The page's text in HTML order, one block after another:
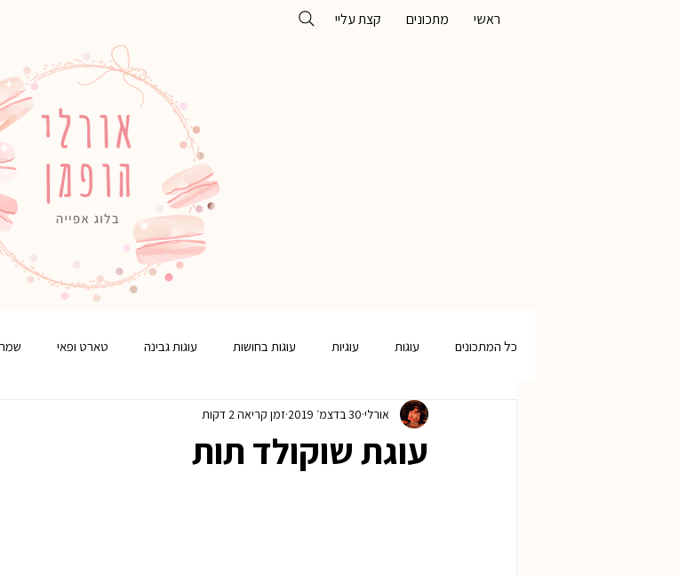
ראשי מתכונים קצת עליי
כל המתכונים עוגות עוגיות עוגות בחושות עוגות גבינה טארט ופאי
חנוכה פורים פסח ללא גלוטן
עוגת שוקולד תות
אורלי 30 בדצמ׳ 2019 זמן קריאה 2 דקות